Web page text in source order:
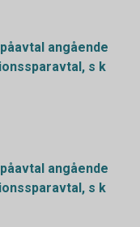
angående
s k
angående
s k